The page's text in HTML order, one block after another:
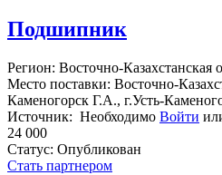
Подшипник
Регион: Восточно-Казахстанская
Место поставки: Восточно-
Каменогорск Г.А., г.Усть-
Источник: Необходимо Войти
24 000
Статус: Опубликован
Стать партнером